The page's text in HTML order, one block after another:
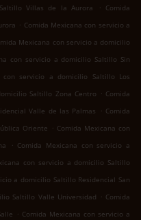
Villas de la Aurora
. Comida
. Comida Mexicana con servicio a
Mexicana con servicio a domicilio
con servicio a domicilio Saltillo Sin
con servicio a domicilio Saltillo Los
Saltillo Zona Centro . Comida
Valle de las Palmas
. Comida
Oriente . Comida Mexicana con
. Comida Mexicana con servicio a
con servicio a domicilio Saltillo
a domicilio Saltillo Residencial San
Saltillo Valle Universidad . Comida
. Comida Mexicana con servicio a